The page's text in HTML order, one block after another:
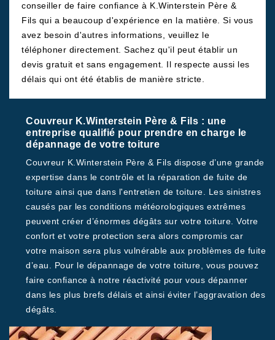
conseiller de faire confiance à K.Winterstein Père &
Fils qui a beaucoup d'expérience en la matière. Si vous
avez besoin d'autres informations, veuillez le
téléphoner directement. Sachez qu'il peut établir un
devis gratuit et sans engagement. Il respecte aussi les
délais qui ont été établis de manière stricte.
Couvreur K.Winterstein Père & Fils : une
entreprise qualifié pour prendre en charge le
dépannage de votre toiture
Couvreur K.Winterstein Père & Fils dispose d’une grande
expertise dans le contrôle et la réparation de fuite de
toiture ainsi que dans l'entretien de toiture. Les sinistres
causés par les conditions météorologiques extrêmes
peuvent créer d’énormes dégâts sur votre toiture. Votre
confort et votre protection sera alors compromis car
votre maison sera plus vulnérable aux problèmes de fuite
d’eau. Pour le dépannage de votre toiture, vous pouvez
faire confiance à notre réactivité pour vous dépanner
dans les plus brefs délais et ainsi éviter l’aggravation des
dégâts.